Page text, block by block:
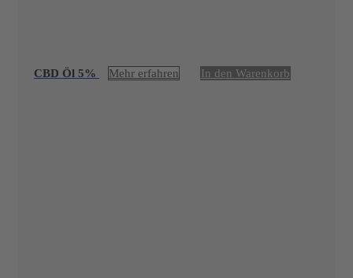
CBD Öl 5% Mehr erfahren In den Warenkorb